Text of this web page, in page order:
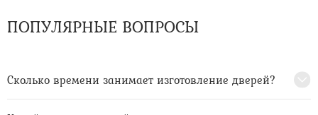
ПОПУЛЯРНЫЕ ВОПРОСЫ
Сколько времени занимает изготовление дверей?